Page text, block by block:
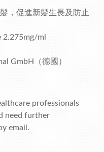
，促進新髮生長及防止
2.275mg/ml
GmbH（德國）
professionals
need further
email.